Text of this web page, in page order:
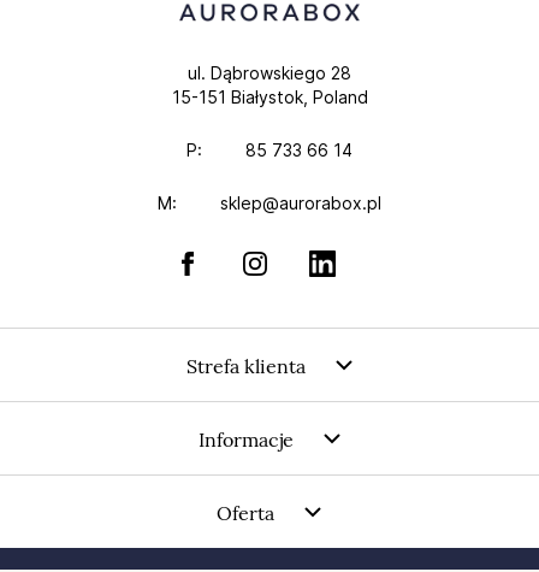
ul. Dąbrowskiego 28
15-151 Białystok, Poland
P: 85 733 66 14
M: sklep@aurorabox.pl
Strefa klienta
Informacje
Oferta